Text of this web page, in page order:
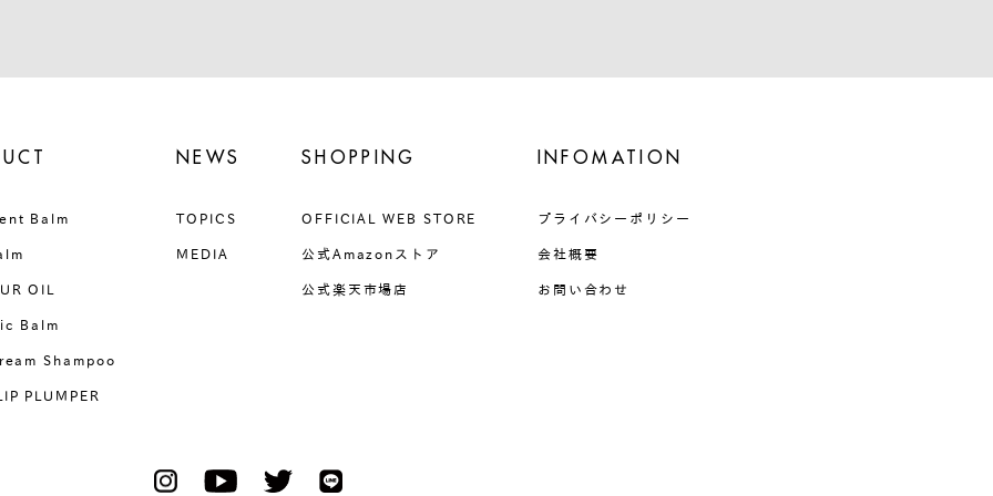
Balm
OIL
Balm
Shampoo
PLUMPER
NEWS
TOPICS
MEDIA
SHOPPING
OFFICIAL WEB STORE
公式Amazonストア
公式楽天市場店
INFOMATION
プライバシーポリシー
会社概要
お問い合わせ